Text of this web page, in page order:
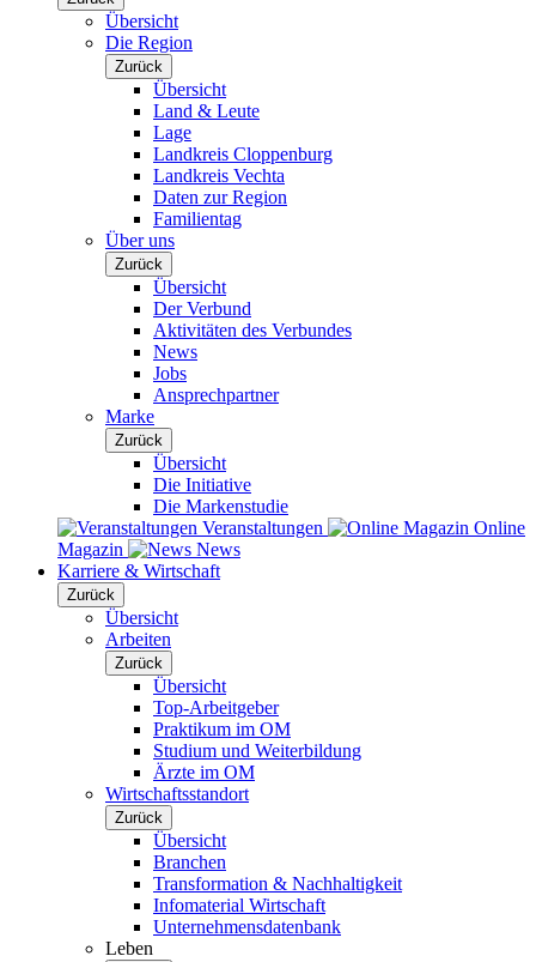
Übersicht
Die Region
Zurück
Übersicht
Land & Leute
Lage
Landkreis Cloppenburg
Landkreis Vechta
Daten zur Region
Familientag
Über uns
Zurück
Übersicht
Der Verbund
Aktivitäten des Verbundes
News
Jobs
Ansprechpartner
Marke
Zurück
Übersicht
Die Initiative
Die Markenstudie
Veranstaltungen
Online
Magazin
News
Karriere & Wirtschaft
Zurück
Übersicht
Arbeiten
Zurück
Übersicht
Top-Arbeitgeber
Praktikum im OM
Studium und Weiterbildung
Ärzte im OM
Wirtschaftsstandort
Zurück
Übersicht
Branchen
Transformation & Nachhaltigkeit
Infomaterial Wirtschaft
Unternehmensdatenbank
Leben